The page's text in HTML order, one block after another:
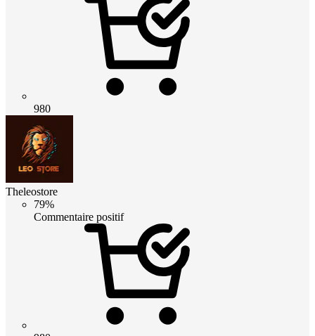
980
Theleostore
79%
Commentaire positif